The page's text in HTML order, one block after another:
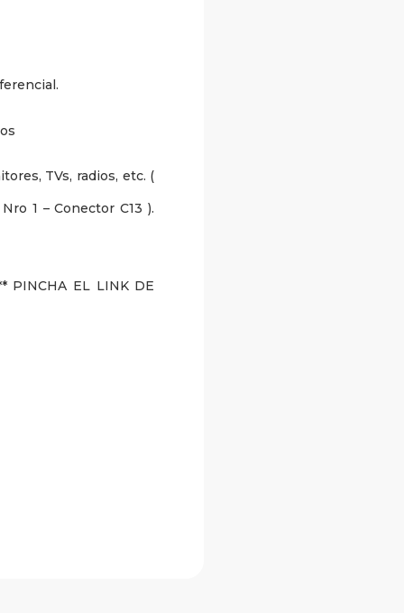
TVs, radios, etc. (
1 – Conector C13 ).
PINCHA EL LINK DE